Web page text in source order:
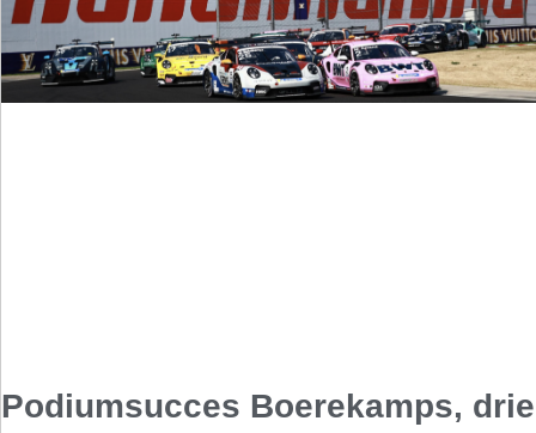
Podiumsucces Boerekamps, drie